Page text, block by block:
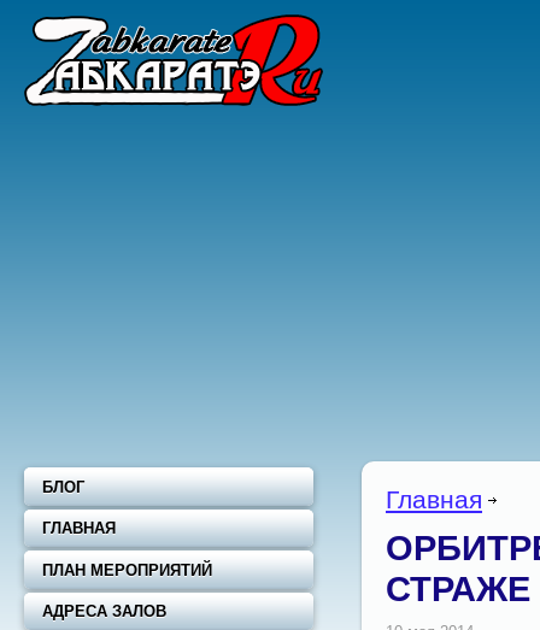
Главная
БЛОГ
ГЛАВНАЯ
ПЛАН МЕРОПРИЯТИЙ
АДРЕСА ЗАЛОВ